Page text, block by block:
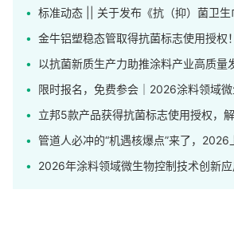
标准动态 || 关于发布《抗（抑）菌卫生巾（护垫）、
金牛铝塑稳态管取得抗菌标志使用授权！一线品牌
以抗菌新质生产力助推涂料产业高质量发展，2026涂料微生物控
限时报名，免费参会｜2026涂料领域微生物控制技术创
立邦5款产品获得抗菌标志使用授权，解
管道人必冲的“机遇核爆点”来了，2026上海
2026年涂料领域微生物控制技术创新应用